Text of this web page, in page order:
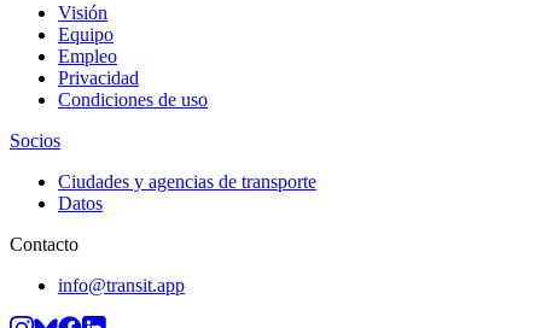
Visión
Equipo
Empleo
Privacidad
Condiciones de uso
Socios
Ciudades y agencias de transporte
Datos
Contacto
info@transit.app